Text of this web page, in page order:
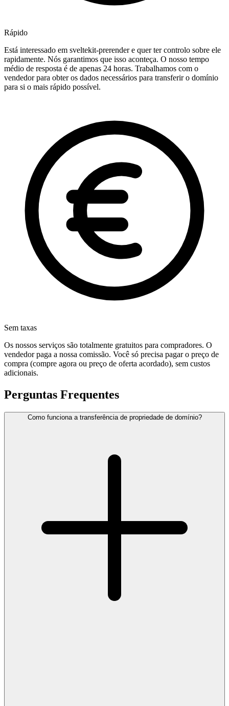
Rápido
Está interessado em sveltekit-prerender e quer ter controlo sobre ele
rapidamente. Nós garantimos que isso aconteça. O nosso tempo
médio de resposta é de apenas 24 horas. Trabalhamos com o
vendedor para obter os dados necessários para transferir o domínio
para si o mais rápido possível.
Sem taxas
Os nossos serviços são totalmente gratuitos para compradores. O
vendedor paga a nossa comissão. Você só precisa pagar o preço de
compra (compre agora ou preço de oferta acordado), sem custos
adicionais.
Perguntas Frequentes
Como funciona a transferência de propriedade de domínio?